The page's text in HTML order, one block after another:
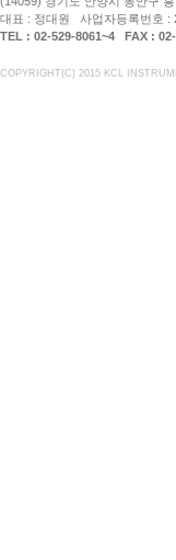
대표 : 정대원 사업자등록번호 :
TEL : 02-529-8061~4 FAX :
COPYRIGHT(C) 2015 KCL